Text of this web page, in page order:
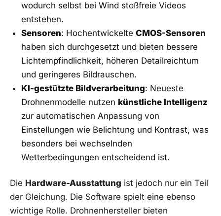
wodurch ⁢selbst bei Wind stoßfreie Videos
entstehen.
Sensoren: Hochentwickelte CMOS-Sensoren
haben ‌sich durchgesetzt ‌und⁤ bieten bessere
Lichtempfindlichkeit, höheren⁤ Detailreichtum
und geringeres Bildrauschen.
KI-gestützte Bildverarbeitung: Neueste
⁣Drohnenmodelle⁤ nutzen künstliche Intelligenz
zur automatischen‌ Anpassung von
Einstellungen wie Belichtung und Kontrast, was
besonders bei wechselnden
⁤Wetterbedingungen‌ entscheidend ist.
Die Hardware-Ausstattung ​ist jedoch ‌nur ein Teil ​
der‍ Gleichung. Die Software‌ spielt eine ebenso​
wichtige Rolle.​ Drohnenhersteller bieten